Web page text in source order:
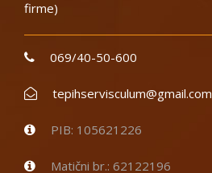
firme)
069/40-50-600
tepihservisculum@gmail.com
PIB: 105621226
Matični br.: 62122196